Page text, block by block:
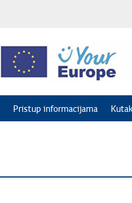
Pristup informacijama